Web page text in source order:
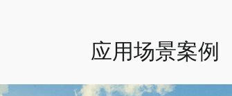
应用场景案例